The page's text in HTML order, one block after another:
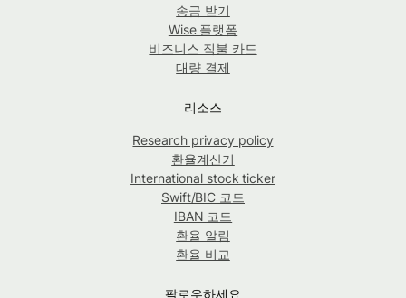
송금 받기
Wise 플랫폼
비즈니스 직불 카드
대량 결제
리소스
Research privacy policy
환율계산기
International stock ticker
Swift/BIC 코드
IBAN 코드
환율 알림
환율 비교
팔로우하세요